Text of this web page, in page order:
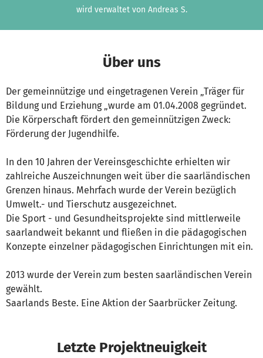
wird verwaltet von Andreas S.
Über uns
Der gemeinnützige und eingetragenen Verein „Träger für
Bildung und Erziehung „wurde am 01.04.2008 gegründet.
Die Körperschaft fördert den gemeinnützigen Zweck:
Förderung der Jugendhilfe.
In den 10 Jahren der Vereinsgeschichte erhielten wir
zahlreiche Auszeichnungen weit über die saarländischen
Grenzen hinaus. Mehrfach wurde der Verein bezüglich
Umwelt.- und Tierschutz ausgezeichnet.
Die Sport - und Gesundheitsprojekte sind mittlerweile
saarlandweit bekannt und fließen in die pädagogischen
Konzepte einzelner pädagogischen Einrichtungen mit ein.
2013 wurde der Verein zum besten saarländischen Verein
gewählt.
Saarlands Beste. Eine Aktion der Saarbrücker Zeitung.
Letzte Projektneuigkeit